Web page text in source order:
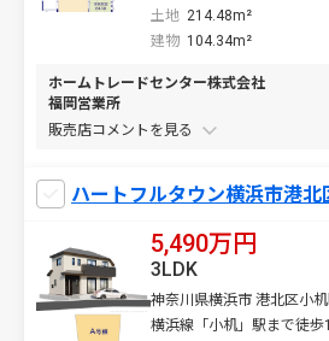
土地 214.48m²
建物 104.34m²
ホームトレードセンター株式会社
福岡営業所
販売店コメントを
ハートフルタウン横浜市港
5,490万円
神奈川県横浜市 港北区小机
横浜線「小机」駅まで徒歩
3LDK